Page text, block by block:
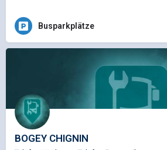
Busparkplätze
BOGEY CHIGNIN